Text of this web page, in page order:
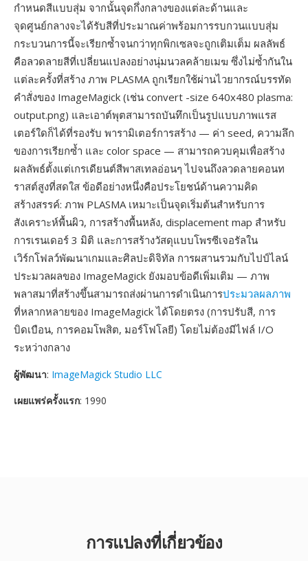
กำหนดสีแบบสุ่ม จากนั้นจุดกึ่งกลางของแต่ละด้านและ
จุดศูนย์กลางจะได้รับสีที่ประมาณค่าพร้อมการรบกวนแบบสุ่ม
กระบวนการนี้จะเรียกซ้ำจนกว่าทุกพิกเซลจะถูกเติมเต็ม ผลลัพธ์
คือลวดลายสีที่เปลี่ยนแปลงอย่างนุ่มนวลคล้ายเมฆ ซึ่งไม่ซ้ำกันใน
แต่ละครั้งที่สร้าง ภาพ PLASMA ถูกเรียกใช้ผ่านไวยากรณ์บรรทัด
คำสั่งของ ImageMagick (เช่น convert -size 640x480 plasma:
output.png) และเอาต์พุตสามารถบันทึกเป็นรูปแบบภาพแรส
เตอร์ใดก็ได้ที่รองรับ พารามิเตอร์การสร้าง — ค่า seed, ความลึก
ของการเรียกซ้ำ และ color space — สามารถควบคุมเพื่อสร้าง
ผลลัพธ์ตั้งแต่เกรเดียนต์สีพาสเทลอ่อนๆ ไปจนถึงลวดลายคอนท
ราสต์สูงที่สดใส ข้อดีอย่างหนึ่งคือประโยชน์ด้านความคิด
สร้างสรรค์: ภาพ PLASMA เหมาะเป็นจุดเริ่มต้นสำหรับการ
สังเคราะห์พื้นผิว, การสร้างพื้นหลัง, displacement map สำหรับ
การเรนเดอร์ 3 มิติ และการสร้างวัสดุแบบโพรซีเจอรัลใน
เวิร์กโฟลว์พัฒนาเกมและศิลปะดิจิทัล การผสานรวมกับไปป์ไลน์
ประมวลผลของ ImageMagick ยังมอบข้อดีเพิ่มเติม — ภาพ
พลาสมาที่สร้างขึ้นสามารถส่งผ่านการดำเนินการประมวลผลภาพ
ที่หลากหลายของ ImageMagick ได้โดยตรง (การปรับสี, การ
บิดเบือน, การคอมโพสิต, มอร์โฟโลยี) โดยไม่ต้องมีไฟล์ I/O
ระหว่างกลาง
ผู้พัฒนา: ImageMagick Studio LLC
เผยแพร่ครั้งแรก: 1990
การแปลงที่เกี่ยวข้อง